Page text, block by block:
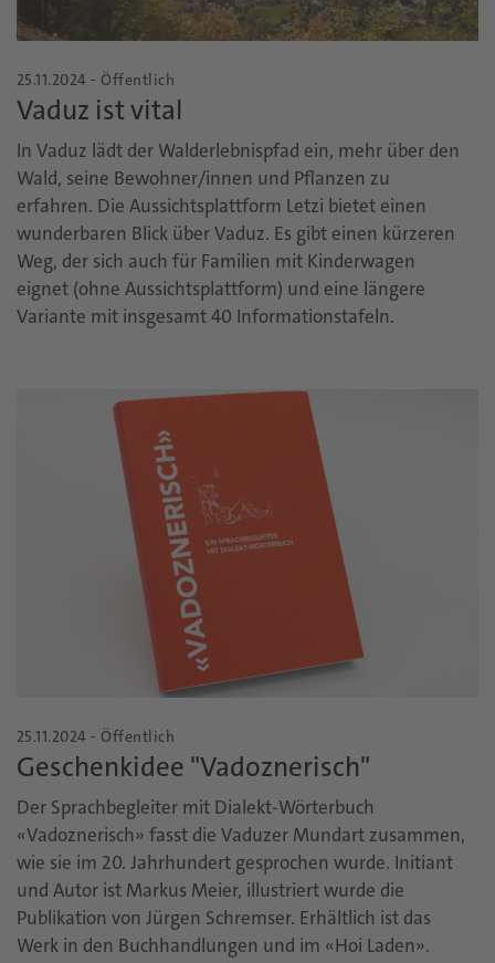
25.11.2024 - Öffentlich
Vaduz ist vital
In Vaduz lädt der Walderlebnispfad ein, mehr über den
Wald, seine Bewohner/innen und Pflanzen zu
erfahren. Die Aussichtsplattform Letzi bietet einen
wunderbaren Blick über Vaduz. Es gibt einen kürzeren
Weg, der sich auch für Familien mit Kinderwagen
eignet (ohne Aussichtsplattform) und eine längere
Variante mit insgesamt 40 Informationstafeln.
25.11.2024 - Öffentlich
Geschenkidee "Vadoznerisch"
Der Sprachbegleiter mit Dialekt-Wörterbuch
«Vadoznerisch» fasst die Vaduzer Mundart zusammen,
wie sie im 20. Jahrhundert gesprochen wurde. Initiant
und Autor ist Markus Meier, illustriert wurde die
Publikation von Jürgen Schremser. Erhältlich ist das
Werk in den Buchhandlungen und im «Hoi Laden».